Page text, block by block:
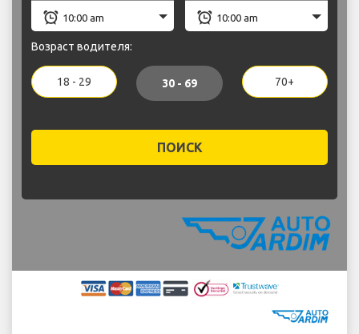
Возраст водителя:
18 - 29 30 - 69 70+
ПОИСК